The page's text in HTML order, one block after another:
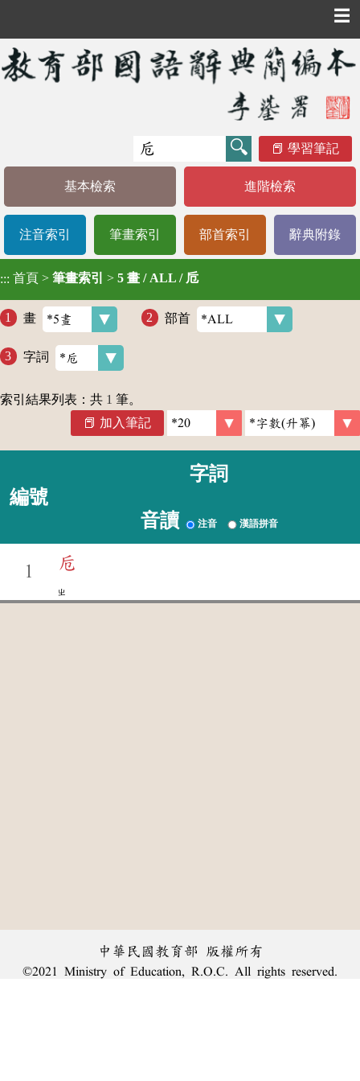
☰
學習筆記
基本檢索 進階檢索
注音索引 筆畫索引 部首索引 辭典附錄
::: 首頁 > 筆畫索引 > 5 畫 / ALL / 卮
畫 部首
字詞
索引結果列表：共 1 筆。
加入筆記
編號
字詞
音讀 注音 漢語拼音
1 卮
ㄓ
中華民國教育部 版權所有
©2021 Ministry of Education, R.O.C. All rights reserved.